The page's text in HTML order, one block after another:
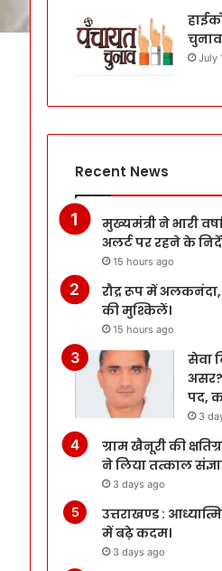
July
Recent News
मुख्यमंत्री ने भारी
अलर्ट पर रहने के
15 hours ago
रौद्र रूप में
की मुश्किलें।
15 hours ago
सेवा
पद,
3
ग्राम खैनूरी की
ने लिया तत्काल
3 days ago
उत्तराखण्ड :
में बढ़े कदम।
3 days ago